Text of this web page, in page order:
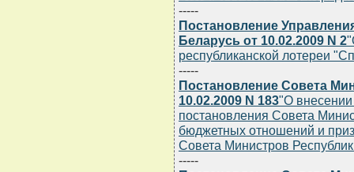
-----
Постановление
Беларусь от 10.02.2009 N 2
республиканской лотереи
-----
Постановление Совета
10.02.2009 N 183"О
постановления Совета
бюджетных отношений и
Совета Министров
-----